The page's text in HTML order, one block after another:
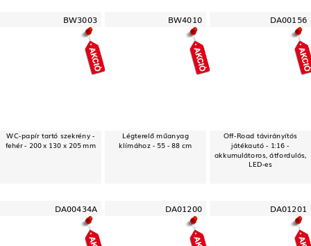
BW3003
WC-papír tartó szekrény -
fehér - 200 x 130 x 205 mm
BW4010
Légterelő műanyag
klímához - 55 - 88 cm
DA00156
Off-Road távirányítós
játékautó - 1:16 -
akkumulátoros, átfordulós,
LED-es
DA00434A DA01200 DA01201